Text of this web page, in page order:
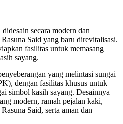
secara modern dan
Said yang baru direvitalisasi.
fasilitas untuk memasang
sayang.
yang melintasi sungai
dengan fasilitas khusus untuk
simbol kasih sayang. Desainnya
modern, ramah pejalan kaki,
Said, serta aman dan